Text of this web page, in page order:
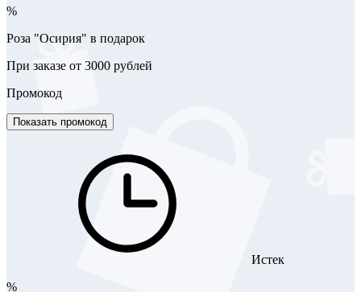
%
Роза "Осирия" в подарок
При заказе от 3000 рублей
Промокод
Показать промокод
Истек
%